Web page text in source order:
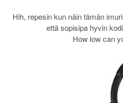
Hih, repesin kun näin tämän
että sopisipa hyvin
How low can